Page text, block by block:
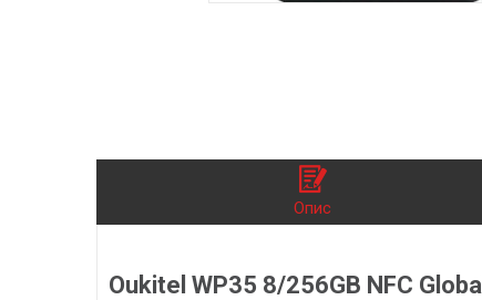
Опис
Oukitel WP35 8/256GB NFC Global